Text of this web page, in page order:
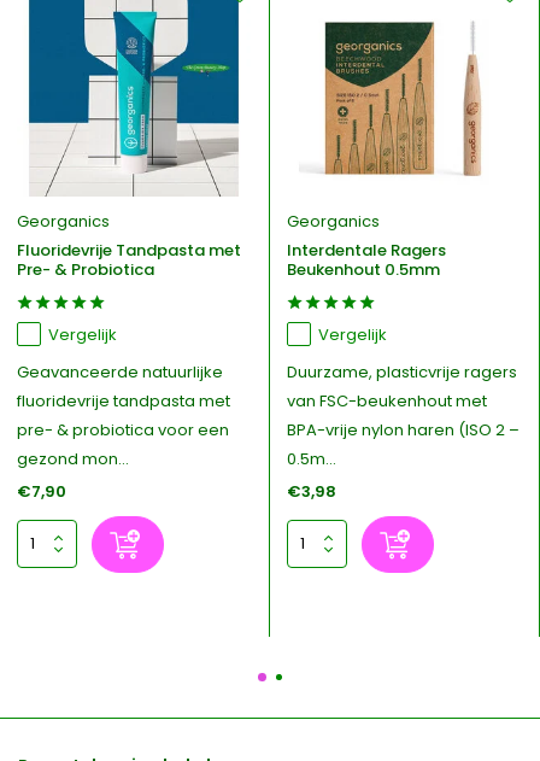
Georganics
Fluoridevrije Tandpasta met
Pre- & Probiotica
Vergelijk
Geavanceerde natuurlijke
fluoridevrije tandpasta met
pre- & probiotica voor een
gezond mon...
€7,90
Georganics
Interdentale Ragers
Beukenhout 0.5mm
Vergelijk
Duurzame, plasticvrije ragers
van FSC-beukenhout met
BPA-vrije nylon haren (ISO 2 –
0.5m...
€3,98